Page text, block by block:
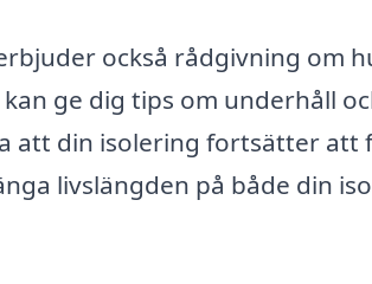
också rådgivning om
ge dig tips om underhåll
att din isolering fortsätter att
livslängden på både din